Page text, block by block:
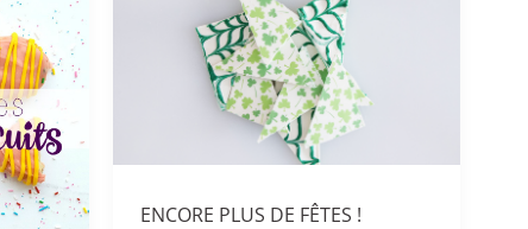
ENCORE PLUS DE FÊTES !